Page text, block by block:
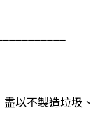
以不製造垃圾、